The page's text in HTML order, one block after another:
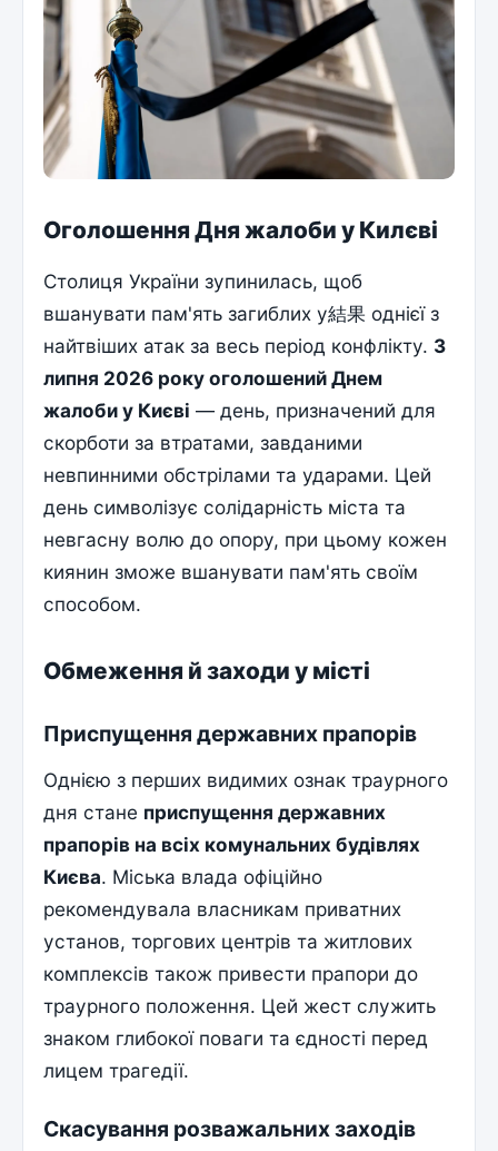
Оголошення Дня жалоби у Килєві
Столиця України зупинилась, щоб
вшанувати пам'ять загиблих у結果 однієї з
найтвіших атак за весь період конфлікту. 3
липня 2026 року оголошений Днем
жалоби у Києві — день, призначений для
скорботи за втратами, завданими
невпинними обстрілами та ударами. Цей
день символізує солідарність міста та
невгасну волю до опору, при цьому кожен
киянин зможе вшанувати пам'ять своїм
способом.
Обмеження й заходи у місті
Приспущення державних прапорів
Однією з перших видимих ознак траурного
дня стане приспущення державних
прапорів на всіх комунальних будівлях
Києва. Міська влада офіційно
рекомендувала власникам приватних
установ, торгових центрів та житлових
комплексів також привести прапори до
траурного положення. Цей жест служить
знаком глибокої поваги та єдності перед
лицем трагедії.
Скасування розважальних заходів